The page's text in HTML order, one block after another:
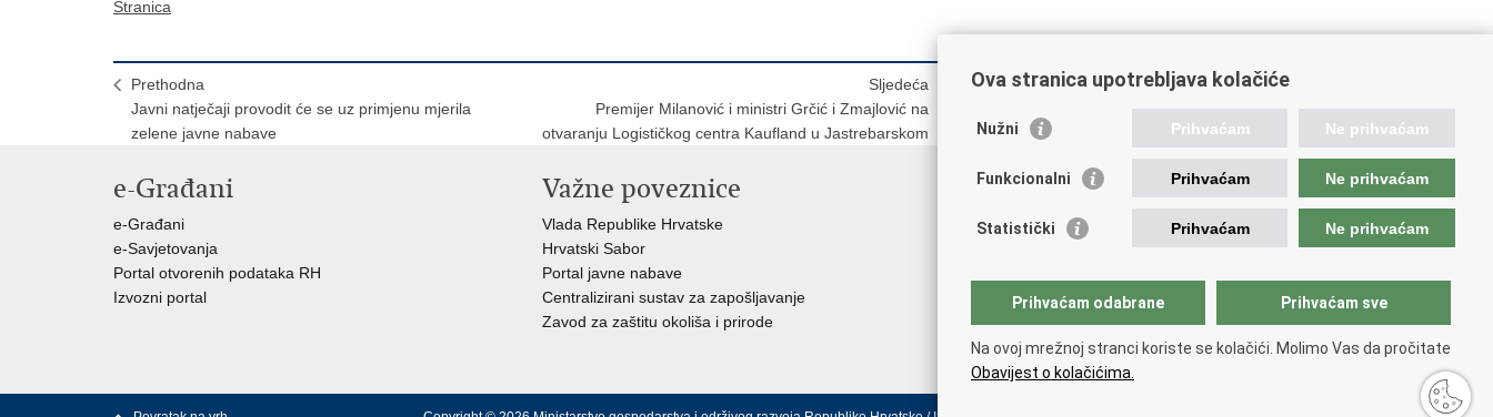
Stranica
Prethodna
Javni natječaji provodit će se uz primjenu mjerila
zelene javne nabave
Sljedeća
Premijer Milanović i ministri Grčić i Zmajlović na
otvaranju Logističkog centra Kaufland u Jastrebarskom
e-Građani
e-Građani
e-Savjetovanja
Portal otvorenih podataka RH
Izvozni portal
Važne poveznice
Vlada Republike Hrvatske
Hrvatski Sabor
Portal javne nabave
Centralizirani sustav za zapošljavanje
Zavod za zaštitu okoliša i prirode
Institucije i Javne ustanove u
nadležnosti Ministarstva
Državni hidrometeorološki zavod
Hrvatske vode
Parkovi Hrvatske
Institut za vode „Josip Juraj Strossmayer“
Ova stranica upotrebljava kolačiće
Nužni Prihvaćam Ne prihvaćam
Funkcionalni Prihvaćam Ne prihvaćam
Statistički Prihvaćam Ne prihvaćam
Prihvaćam odabrane Prihvaćam sve
Na ovoj mrežnoj stranci koriste se kolačići. Molimo Vas da pročitate
Obavijest o kolačićima.